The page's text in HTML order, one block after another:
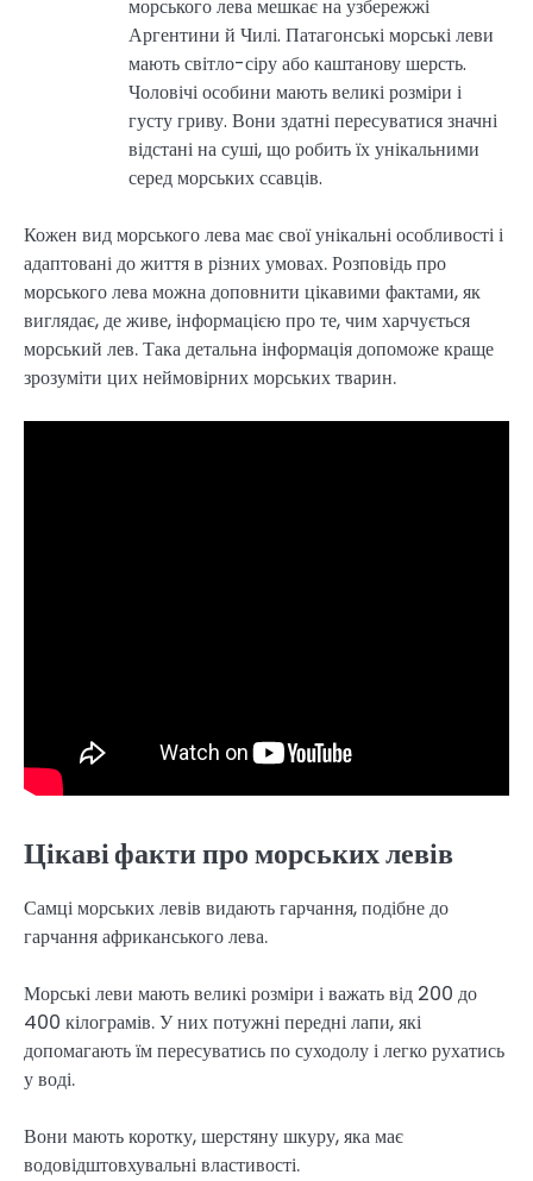
морського лева мешкає на узбережжі
Аргентини й Чилі. Патагонські морські леви
мають світло-сіру або каштанову шерсть.
Чоловічі особини мають великі розміри і
густу гриву. Вони здатні пересуватися значні
відстані на суші, що робить їх унікальними
серед морських ссавців.
Кожен вид морського лева має свої унікальні особливості і
адаптовані до життя в різних умовах. Розповідь про
морського лева можна доповнити цікавими фактами, як
виглядає, де живе, інформацією про те, чим харчується
морський лев. Така детальна інформація допоможе краще
зрозуміти цих неймовірних морських тварин.
Цікаві фактипро морських левів
Самці морських левів видають гарчання, подібне до
гарчання африканського лева.
Морські леви мають великі розміри і важать від 200 до
400 кілограмів. У них потужні передні лапи, які
допомагають їм пересуватись по суходолу і легко рухатись
у воді.
Вони мають коротку, шерстяну шкуру, яка має
водовідштовхувальні властивості.